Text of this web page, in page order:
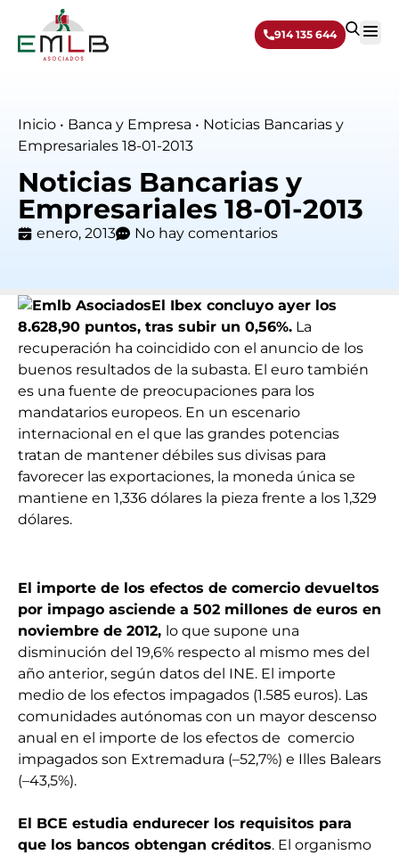
914 135 644
Inicio • Banca y Empresa • Noticias Bancarias y
Empresariales 18-01-2013
Noticias Bancarias y
Empresariales 18-01-2013
enero, 2013 No hay comentarios
El Ibex concluyo ayer los
8.628,90 puntos, tras subir un 0,56%. La
recuperación ha coincidido con el anuncio de los
buenos resultados de la subasta. El euro también
es una fuente de preocupaciones para los
mandatarios europeos. En un escenario
internacional en el que las grandes potencias
tratan de mantener débiles sus divisas para
favorecer las exportaciones, la moneda única se
mantiene en 1,336 dólares la pieza frente a los 1,329
dólares.
El importe de los efectos de comercio devueltos
por impago asciende a 502 millones de euros en
noviembre de 2012, lo que supone una
disminución del 19,6% respecto al mismo mes del
año anterior, según datos del INE. El importe
medio de los efectos impagados (1.585 euros). Las
comunidades autónomas con un mayor descenso
anual en el importe de los efectos de comercio
impagados son Extremadura (–52,7%) e Illes Balears
(–43,5%).
El BCE estudia endurecer los requisitos para
que los bancos obtengan créditos. El organismo